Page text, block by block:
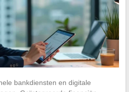
bankdiensten en digitale